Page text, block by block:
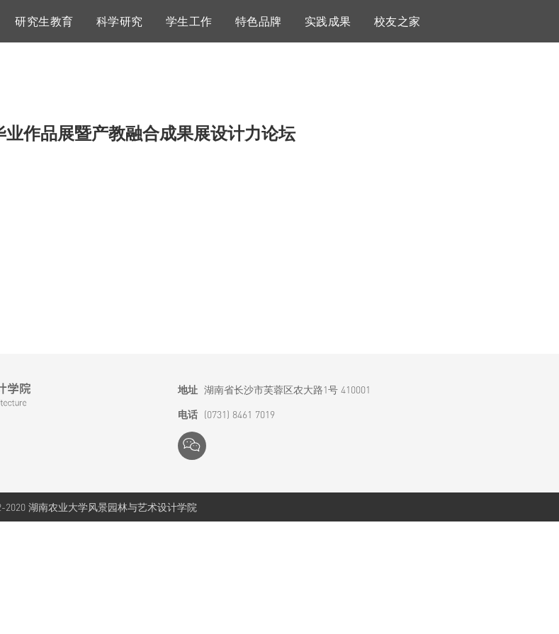
研究生教育 科学研究 学生工作 特色品牌 实践成果 校友之家
业作品展暨产教融合成果展设计力论坛
地址 湖南省长沙市芙蓉区农大路1号 410001
电话 (0731) 8461 7019
2020 湖南农业大学风景园林与艺术设计学院